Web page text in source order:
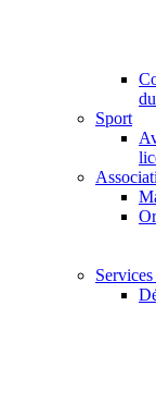
Sport